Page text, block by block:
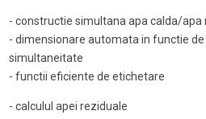
- constructie simultana apa calda/apa
- dimensionare automata in functie
simultaneitate
- functii eficiente de etichetare
- calculul apei reziduale